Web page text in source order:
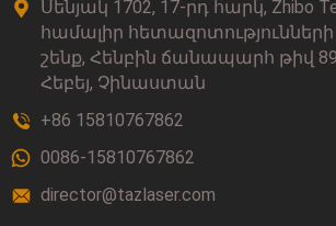
Սենյակ 1702, 17-րդ հարկ, Zhibo
համալիր
շենք, Հենբին ճանապարհ թիվ
Հեբեյ, Չինաստան
+86 15810767862
0086-15810767862
director@tazlaser.com